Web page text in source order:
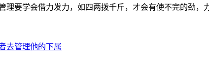
要学会借力发力，如四两拨千斤，才会有使不完的劲，
去管理他的下属